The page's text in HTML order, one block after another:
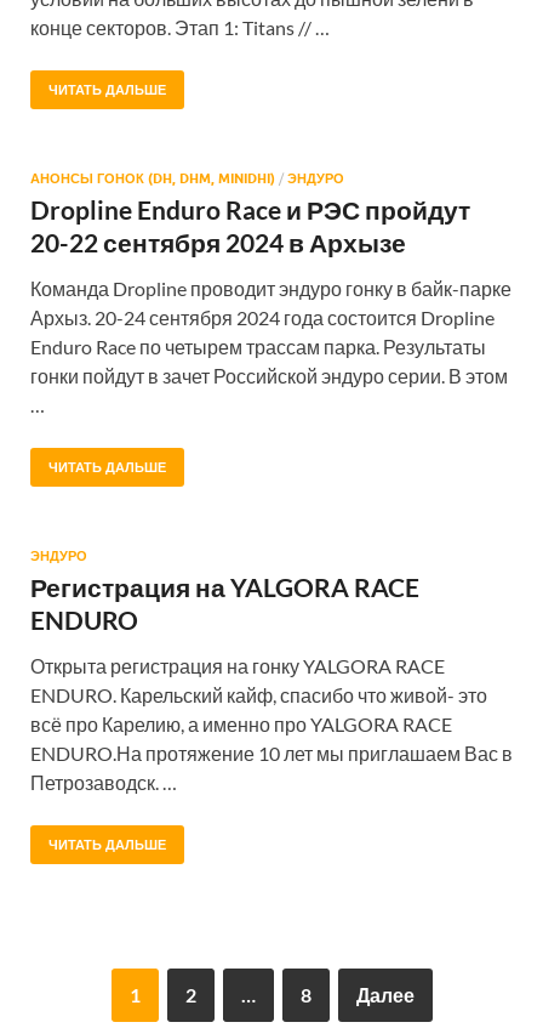
конце секторов. Этап 1: Titans // …
ЧИТАТЬ ДАЛЬШЕ
АНОНСЫ ГОНОК (DH, DHM, MINIDHI) / ЭНДУРО
Dropline Enduro Race и РЭС пройдут
20-22 сентября 2024 в Архызе
Команда Dropline проводит эндуро гонку в байк-парке
Архыз. 20-24 сентября 2024 года состоится Dropline
Enduro Race по четырем трассам парка. Результаты
гонки пойдут в зачет Российской эндуро серии. В этом
…
ЧИТАТЬ ДАЛЬШЕ
ЭНДУРО
Регистрация на YALGORA RACE
ENDURO
Открыта регистрация на гонку YALGORA RACE
ENDURO. Карельский кайф, спасибо что живой- это
всё про Карелию, а именно про YALGORA RACE
ENDURO.На протяжение 10 лет мы приглашаем Вас в
Петрозаводск. …
ЧИТАТЬ ДАЛЬШЕ
1 2 … 8 Далее